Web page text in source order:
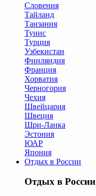
Словения
Тайланд
Танзания
Тунис
Турция
Узбекистан
Финляндия
Франция
Хорватия
Черногория
Чехия
Швейцария
Швеция
Шри-Ланка
Эстония
ЮАР
Япония
Отдых в России
Отдых в России